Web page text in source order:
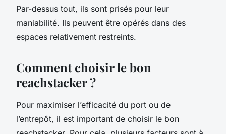
Par-dessus tout, ils sont prisés pour leur
maniabilité. Ils peuvent être opérés dans des
espaces relativement restreints.
Comment choisir le bon
reachstacker ?
Pour maximiser l’efficacité du port ou de
l’entrepôt, il est important de choisir le bon